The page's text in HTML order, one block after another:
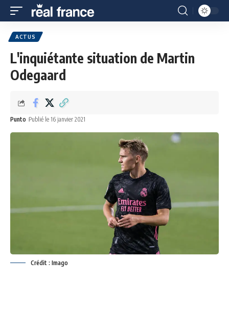
ACTUS
L'inquiétante situation de Martin
Odegaard
Punto Publié le 16 janvier 2021
Crédit : Imago